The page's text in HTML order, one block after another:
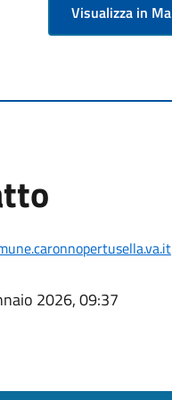
Visualizza in
2026, 09:37